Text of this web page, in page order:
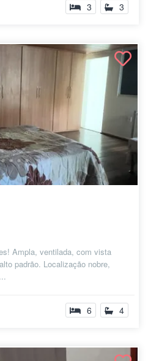
3 3
Ampla, ventilada, com vista
padrão. Localização nobre,
6 4